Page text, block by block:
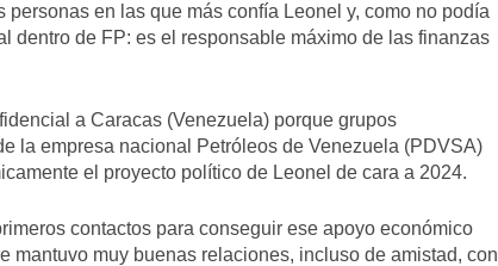
en las que más confía Leonel y, como no podía
dentro de FP: es el responsable máximo de las finanzas
a Caracas (Venezuela) porque grupos
la empresa nacional Petróleos de Venezuela (PDVSA)
el proyecto político de Leonel de cara a 2024.
contactos para conseguir ese apoyo económico
mantuvo muy buenas relaciones, incluso de amistad, con